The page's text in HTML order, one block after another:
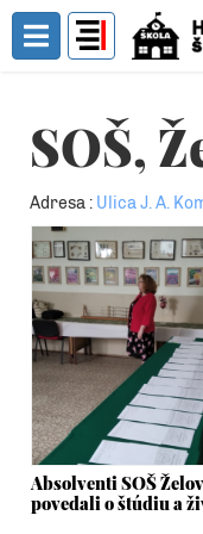
Toggle Menu
SOŠ,
Adresa : Ulica J. A.
Absolventi SOŠ
povedali o štúdiu a